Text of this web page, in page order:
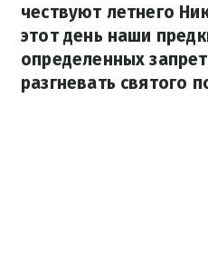
чествуют летнего
этот день наши
определенных
разгневать святого